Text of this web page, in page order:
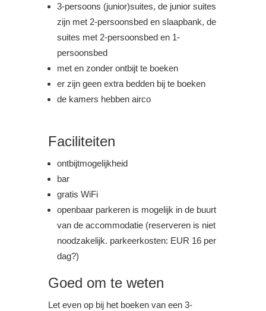
3-persoons (junior)suites, de junior suites
zijn met 2-persoonsbed en slaapbank, de
suites met 2-persoonsbed en 1-
persoonsbed
met en zonder ontbijt te boeken
er zijn geen extra bedden bij te boeken
de kamers hebben airco
Faciliteiten
ontbijtmogelijkheid
bar
gratis WiFi
openbaar parkeren is mogelijk in de buurt
van de accommodatie (reserveren is niet
noodzakelijk. parkeerkosten: EUR 16 per
dag?)
Goed om te weten
Let even op bij het boeken van een 3-